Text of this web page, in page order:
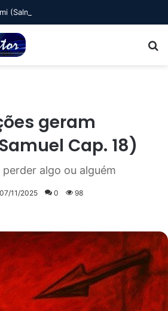
(Salmo 3)
geram
Cap. 18)
algo ou alguém
07/11/2025 0 98